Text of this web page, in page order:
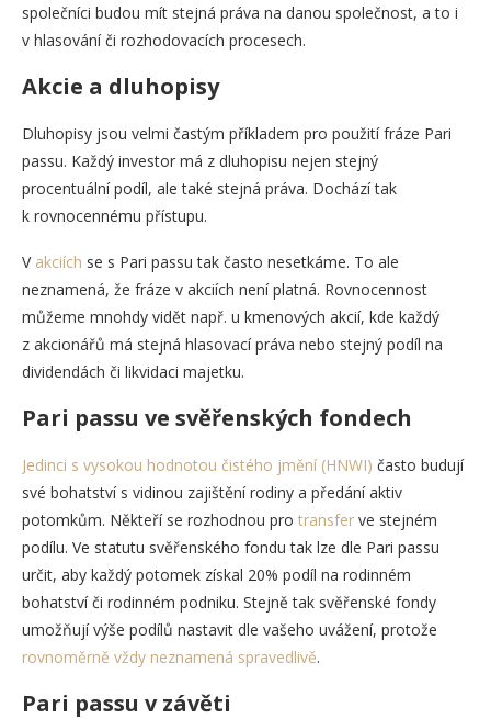
společníci budou mít stejná práva na danou společnost, a to i
v hlasování či rozhodovacích procesech.
Akcie a dluhopisy
Dluhopisy jsou velmi častým příkladem pro použití fráze Pari
passu. Každý investor má z dluhopisu nejen stejný
procentuální podíl, ale také stejná práva. Dochází tak
k rovnocennému přístupu.
V akciích se s Pari passu tak často nesetkáme. To ale
neznamená, že fráze v akciích není platná. Rovnocennost
můžeme mnohdy vidět např. u kmenových akcií, kde každý
z akcionářů má stejná hlasovací práva nebo stejný podíl na
dividendách či likvidaci majetku.
Pari passu ve svěřenských fondech
Jedinci s vysokou hodnotou čistého jmění (HNWI) často budují
své bohatství s vidinou zajištění rodiny a předání aktiv
potomkům. Někteří se rozhodnou pro transfer ve stejném
podílu. Ve statutu svěřenského fondu tak lze dle Pari passu
určit, aby každý potomek získal 20% podíl na rodinném
bohatství či rodinném podniku. Stejně tak svěřenské fondy
umožňují výše podílů nastavit dle vašeho uvážení, protože
rovnoměrně vždy neznamená spravedlivě.
Pari passu v závěti